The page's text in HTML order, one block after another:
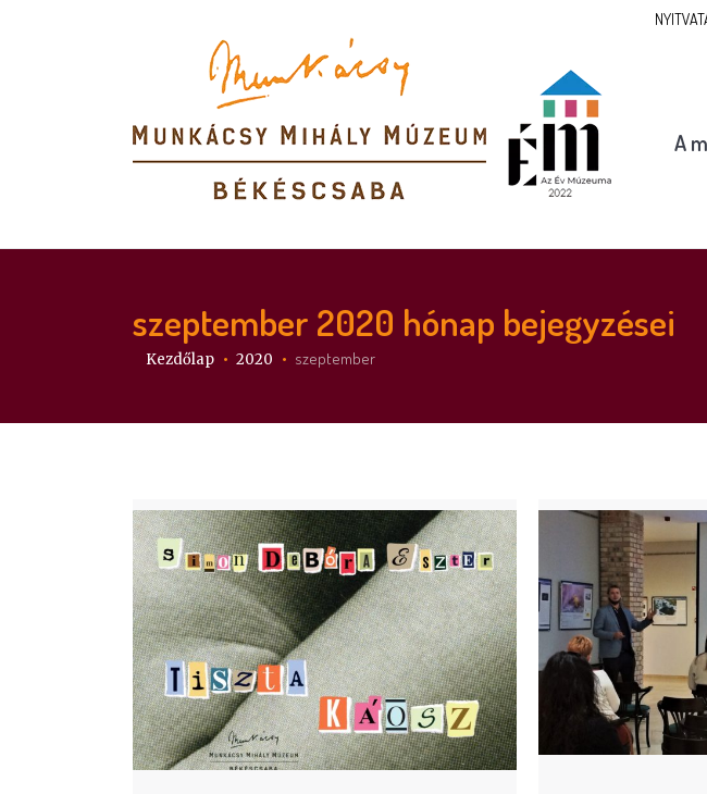
A
szeptember 2020 hónap bejegyzései
Itt vagy:
Kezdőlap 2020 szeptember